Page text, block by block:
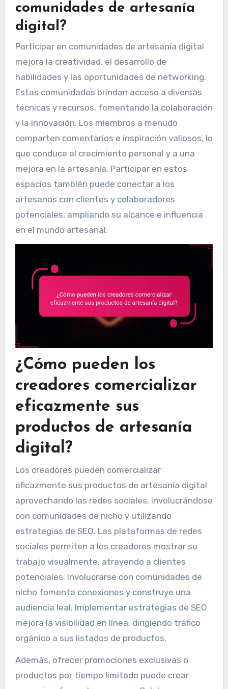
comunidades de artesanía
digital?
Participar en comunidades de artesanía digital
mejora la creatividad, el desarrollo de
habilidades y las oportunidades de networking.
Estas comunidades brindan acceso a diversas
técnicas y recursos, fomentando la colaboración
y la innovación. Los miembros a menudo
comparten comentarios e inspiración valiosos, lo
que conduce al crecimiento personal y a una
mejora en la artesanía. Participar en estos
espacios también puede conectar a los
artesanos con clientes y colaboradores
potenciales, ampliando su alcance e influencia
en el mundo artesanal.
¿Cómo pueden los
creadores comercializar
eficazmente sus
productos de artesanía
digital?
Los creadores pueden comercializar
eficazmente sus productos de artesanía digital
aprovechando las redes sociales, involucrándose
con comunidades de nicho y utilizando
estrategias de SEO. Las plataformas de redes
sociales permiten a los creadores mostrar su
trabajo visualmente, atrayendo a clientes
potenciales. Involucrarse con comunidades de
nicho fomenta conexiones y construye una
audiencia leal. Implementar estrategias de SEO
mejora la visibilidad en línea, dirigiendo tráfico
orgánico a sus listados de productos.
Además, ofrecer promociones exclusivas o
productos por tiempo limitado puede crear